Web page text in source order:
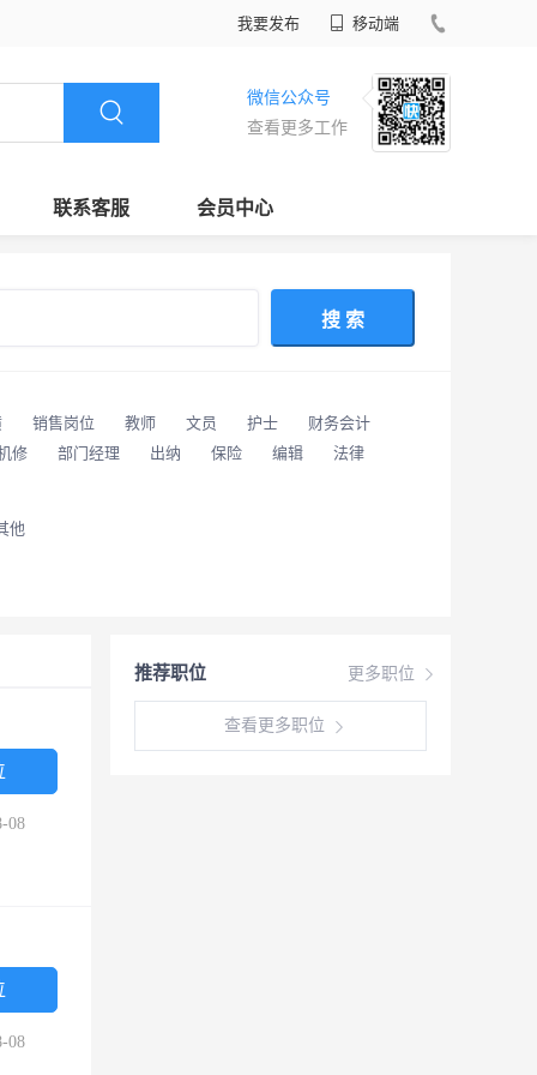
我要发布 移动端
微信公众号
查看更多工作
联系客服 会员中心
搜 索
销售岗位 教师 文员 护士
财务会计
修 部门经理 出纳 保险 编辑
法律
他
更多职位
推荐职位
查看更多职位
08
08